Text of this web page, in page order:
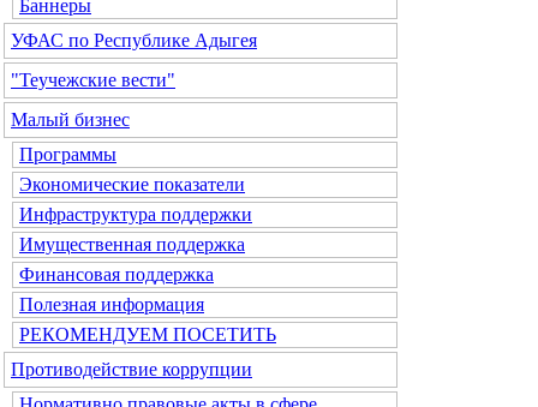
Баннеры
УФАС по Республике Адыгея
"Теучежские вести"
Малый бизнес
Программы
Экономические показатели
Инфраструктура поддержки
Имущественная поддержка
Финансовая поддержка
Полезная информация
РЕКОМЕНДУЕМ ПОСЕТИТЬ
Противодействие коррупции